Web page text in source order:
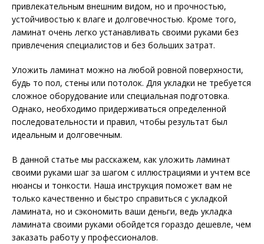
привлекательным внешним видом, но и прочностью,
устойчивостью к влаге и долговечностью. Кроме того,
ламинат очень легко устанавливать своими руками без
привлечения специалистов и без больших затрат.
Уложить ламинат можно на любой ровной поверхности,
будь то пол, стены или потолок. Для укладки не требуется
сложное оборудование или специальная подготовка.
Однако, необходимо придерживаться определенной
последовательности и правил, чтобы результат был
идеальным и долговечным.
В данной статье мы расскажем, как уложить ламинат
своими руками шаг за шагом с иллюстрациями и учтем все
нюансы и тонкости. Наша инструкция поможет вам не
только качественно и быстро справиться с укладкой
ламината, но и сэкономить ваши деньги, ведь укладка
ламината своими руками обойдется гораздо дешевле, чем
заказать работу у профессионалов.